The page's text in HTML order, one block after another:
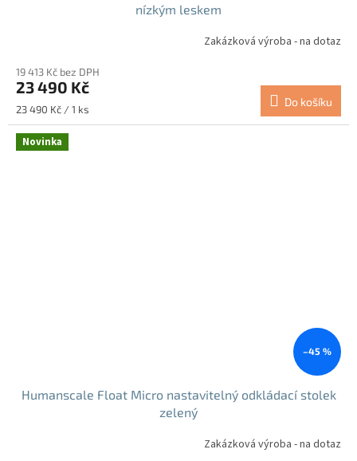
nízkým leskem
Zakázková výroba - na dotaz
19 413 Kč bez DPH
23 490 Kč
Měrná
cena:
23 490 Kč / 1 ks
Do košíku
Novinka
–45 %
Humanscale Float Micro nastavitelný odkládací stolek
zelený
Zakázková výroba - na dotaz